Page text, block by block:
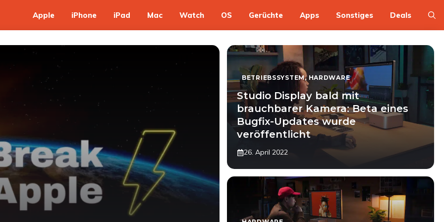
Apple iPhone iPad Mac Watch OS Gerüchte Apps Sonstiges Deals
BETRIEBSSYSTEM, HARDWARE
Studio Display bald mit
brauchbarer Kamera: Beta eines
Bugfix-Updates wurde
veröffentlicht
26. April 2022